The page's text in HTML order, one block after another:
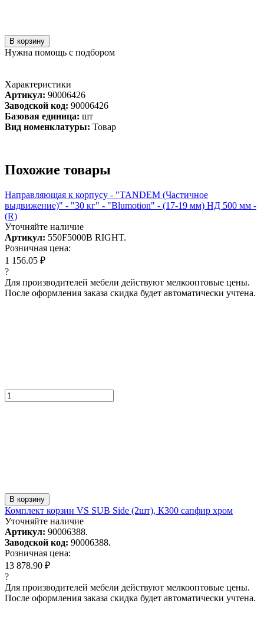
В корзину
Нужна помощь с подбором
Характеристики
Артикул: 90006426
Заводской код: 90006426
Базовая единица: шт
Вид номенклатуры: Товар
Похожие товары
Направляющая к корпусу - "TANDEM (Частичное
выдвижение)" - "30 кг" - "Blumotion" - (17-19 мм) НД 500 мм -
(R)
Уточняйте наличие
Артикул: 550F5000B RIGHT.
Розничная цена:
1 156.05 ₽
?
Для производителей мебели действуют мелкооптовые цены.
После оформления заказа скидка будет автоматически учтена.
В корзину
Комплект корзин VS SUB Side (2шт), К300 сапфир хром
Уточняйте наличие
Артикул: 90006388.
Заводской код: 90006388.
Розничная цена:
13 878.90 ₽
?
Для производителей мебели действуют мелкооптовые цены.
После оформления заказа скидка будет автоматически учтена.